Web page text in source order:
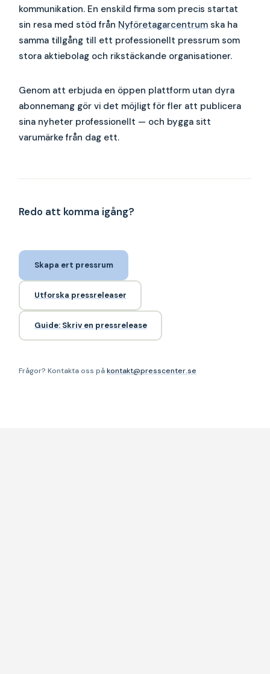
kommunikation. En enskild firma som precis startat
sin resa med stöd från Nyföretagarcentrum ska ha
samma tillgång till ett professionellt pressrum som
stora aktiebolag och rikstäckande organisationer.
Genom att erbjuda en öppen plattform utan dyra
abonnemang gör vi det möjligt för fler att publicera
sina nyheter professionellt — och bygga sitt
varumärke från dag ett.
Redo att komma igång?
Skapa ert pressrum
Utforska pressreleaser
Guide: Skriv en pressrelease
Frågor? Kontakta oss påkontakt@presscenter.se